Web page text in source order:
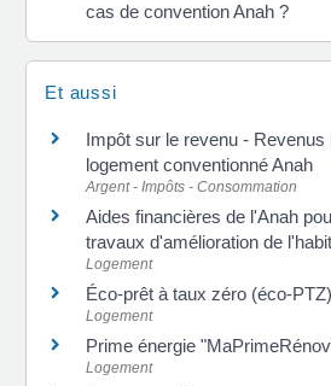
cas de convention Anah ?
Et aussi
Impôt sur le revenu - Revenus
logement conventionné Anah
Argent - Impôts - Consommation
Aides financières de l'Anah
travaux d'amélioration de
Logement
Éco-prêt à taux zéro (éco-PTZ)
Logement
Prime énergie
Logement